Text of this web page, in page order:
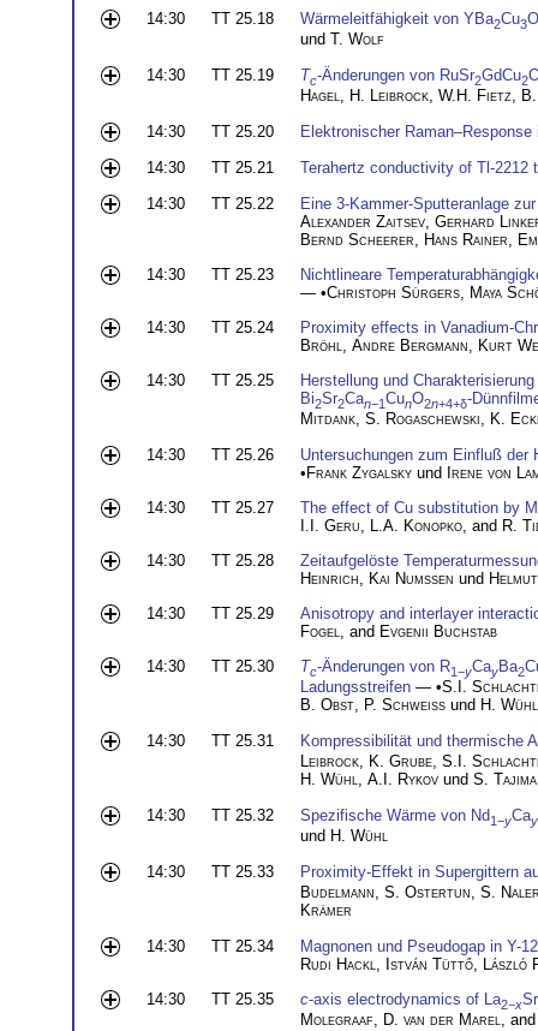
14:30
TT 25.18 Wärmeleitfähigkeit von YBa2Cu3O
und T. Wolf
14:30
TT 25.19 Tc-Änderungen von RuSr2GdCu2
Hagel, H. Leibrock, W.H. Fietz,
14:30
TT 25.20
Elektronischer
14:30
TT 25.21
Terahertz conductivity of Tl-2212
14:30
TT 25.22
Eine 3-Kammer-Sputteranlage
Alexander Zaitsev Gerhard
Bernd Scheerer
Hans Rainer
14:30
TT 25.23
Nichtlineare
— •Christoph Sürgers Maya
14:30
TT 25.24
Proximity effects in Vanadium-
Bröhl
Andre Bergmann
Kurt
14:30
TT 25.25
Herstellung und
Bi2Sr2Can−1CunO2n+4+δ-
Mitdank, S. Rogaschewski, K.
14:30
TT 25.26
Untersuchungen zum Einfluß der
•Frank Zygalsky und Irene von
14:30
TT 25.27
The effect of Cu substitution by
I.I. Geru
L.A. Konopko , and R.
14:30
TT 25.28
Zeitaufgelöste
Heinrich
Kai Numssen und
14:30
TT 25.29
Anisotropy and interlayer
Fogel
, and Evgenii Buchstab
14:30
TT 25.30 Tc-Änderungen von R1−yCayBa2
Ladungsstreifen — •S.I.
B. Obst, P. Schweiss und H. Wühl
14:30
TT 25.31
Kompressibilität und thermische
Leibrock, K. Grube, S.I.
H. Wühl, A.I. Rykov und S. Tajima
14:30
TT 25.32 Spezifische Wärme von Nd1−yCay
und H. Wühl
14:30
TT 25.33
Proximity-Effekt in Supergittern
Budelmann, S. Ostertun, S.
Krämer
14:30
TT 25.34
Magnonen und Pseudogap in Y-
Rudi Hackl
István Tüttő László
14:30
TT 25.35 c-axis electrodynamics of La2−xSr
Molegraaf, D. van der Marel,